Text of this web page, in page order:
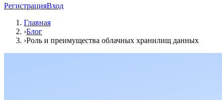
РегистрацияВход
Главная
›Блог
›Роль и преимущества облачных хранилищ данных